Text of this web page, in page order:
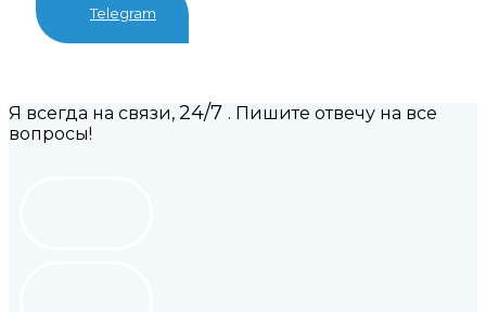
Telegram
Я всегда на связи, 24/7 . Пишите отвечу на все
вопросы!